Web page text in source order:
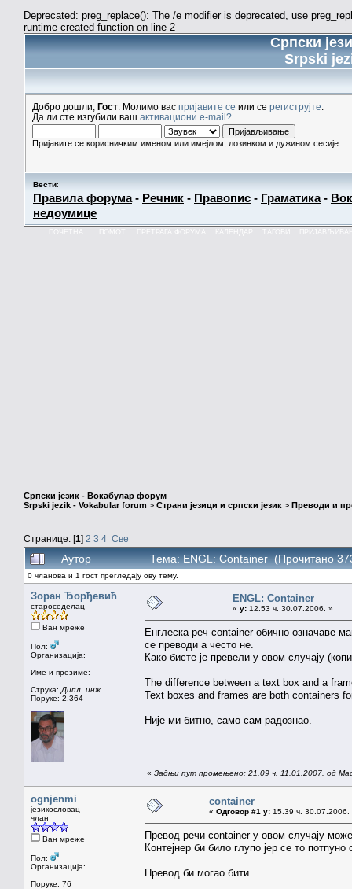
Deprecated: preg_replace(): The /e modifier is deprecated, use
runtime-created function on line 2
Српски
Srpski
Добро дошли, Гост . Молимо вас пријавите се или се региструјте
Да ли сте изгубили ваш активациони e-mail?
Пријавите се корисничким именом или имејлом, лозинком и дужином сесије
Вести:
Правила форума- Речник - Правопис - Граматика-
недоумице
КАЛЕНДАР
Српски језик - Вокабулар форум
Srpski jezik - Vokabular forum > Страни језици и српски језик > Преводи и
Странице: [1] 2 3 4 Све
Аутор Тема: ENGL: Container (Прочитано
0 чланова и 1 гост прегледају ову тему.
Зоран Ђорђевић
староседелац
Ван мреже
Пол:
Организација:
Име и презиме:
Струка: Дипл. инж.
Поруке: 2.364
ENGL: Container
« у: 12.53 ч. 30.07.2006. »
Енглеска реч container обично означаве
се преводи а често не.
Како бисте је превели у овом случају
The difference between a text box and a
Text boxes and frames are both containers
Није ми битно, само сам радознао.
« Задњи пут промењено: 21.09 ч. 11.01.2007. од
ognjenmi
језикословац
члан
Ван мреже
Пол:
Организација:
Поруке: 76
container
« Одговор #1 у: 15.39 ч. 30.07.2006.
Превод речи container у овом случају
Контејнер би било глупо јер се то
Превод би могао бити